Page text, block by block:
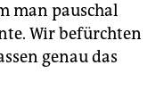
man pauschal
Wir befürchten
genau das